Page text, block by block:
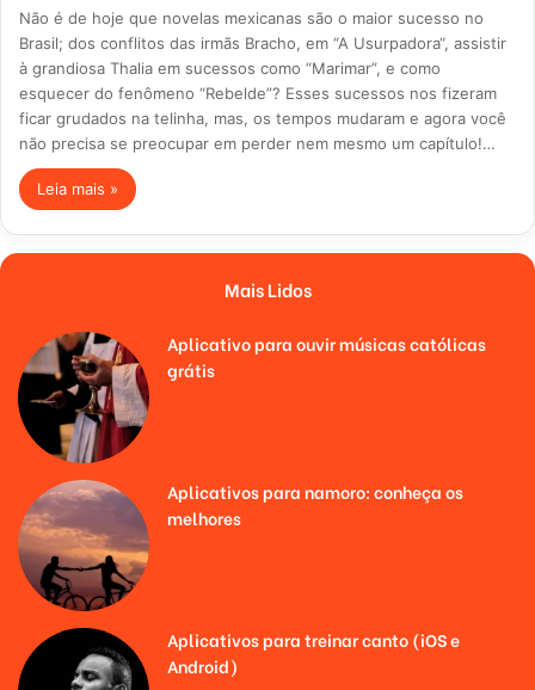
Não é de hoje que novelas mexicanas são o maior sucesso no
Brasil; dos conflitos das irmãs Bracho, em “A Usurpadora“, assistir
à grandiosa Thalia em sucessos como “Marimar”, e como
esquecer do fenômeno “Rebelde”? Esses sucessos nos fizeram
ficar grudados na telinha, mas, os tempos mudaram e agora você
não precisa se preocupar em perder nem mesmo um capítulo!…
Leia mais »
Mais Lidos
Aplicativo para ouvir músicas católicas
grátis
Aplicativos para namoro: conheça os
melhores
Aplicativos para treinar canto (iOS e
Android)